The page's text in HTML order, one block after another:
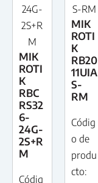
24G-
2S+R
M
MIK
ROTI
K
RBC
RS32
6-
24G-
2S+R
M
Códig
S-RM
MIK
ROTI
K
RB20
11UIA
S-
RM
Códig
o de
produ
cto: